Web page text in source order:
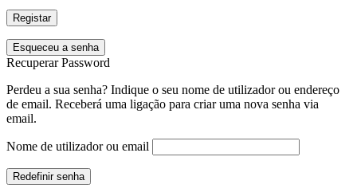
Registar
Esqueceu a senha
Recuperar Password
Perdeu a sua senha? Indique o seu nome de utilizador ou endereço
de email. Receberá uma ligação para criar uma nova senha via
email.
Nome de utilizador ou email
Redefinir senha